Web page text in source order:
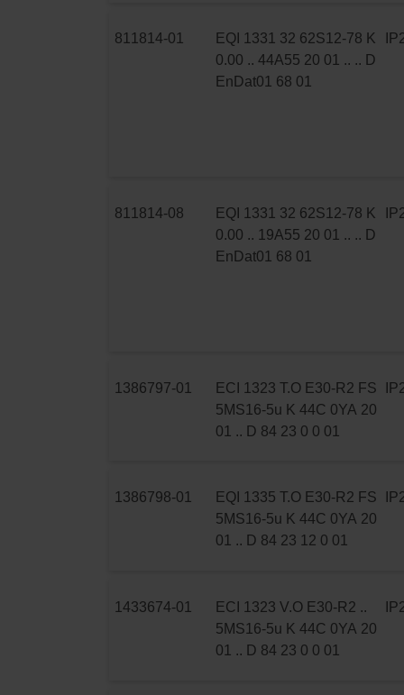
811814-01
EQI 1331 32 62S12-78 K
0.00 .. 44A55 20 01 .. .. D
EnDat01 68 01
811814-08
EQI 1331 32 62S12-78 K
0.00 .. 19A55 20 01 .. .. D
EnDat01 68 01
1386797-01
ECI 1323 T.O E30-R2 FS
5MS16-5u K 44C 0YA 20
01 .. D 84 23 0 0 01
1386798-01
EQI 1335 T.O E30-R2 FS
5MS16-5u K 44C 0YA 20
01 .. D 84 23 12 0 01
1433674-01
ECI 1323 V.O E30-R2 ..
5MS16-5u K 44C 0YA 20
01 .. D 84 23 0 0 01